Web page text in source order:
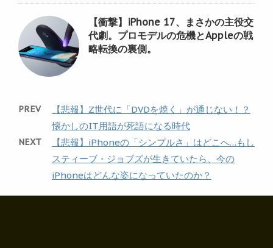
【衝撃】iPhone 17、まさかの主役交
代劇。プロモデルの危機とAppleの戦
略転換の裏側。
PREV
【悲報】Z世代に「DVDを焼く」が通じない！？
懐かしのIT用語が死語になる時代
NEXT
【悲報】iPhoneの「シンプルさ」はどこへ…もし
スティーブ・ジョブズが生きていたら、今の
iPhoneはどんな姿になっていたのか？